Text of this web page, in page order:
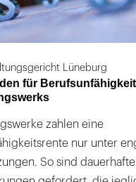
Lüneburg
für
zahlen eine
nur unter
So sind dauerhafte